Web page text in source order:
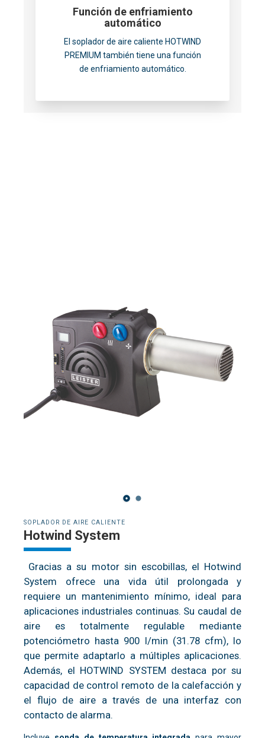
Función de enfriamiento
automático
El soplador de aire caliente HOTWIND
PREMIUM también tiene una función
de enfriamiento automático.
SOPLADOR DE AIRE CALIENTE
Hotwind System
Gracias a su motor sin escobillas, el Hotwind
System ofrece una vida útil prolongada y
requiere un mantenimiento mínimo, ideal para
aplicaciones industriales continuas. Su caudal de
aire es
totalmente regulable mediante
potenciómetro hasta 900 l/min (31.78 cfm), lo
que permite adaptarlo a múltiples aplicaciones.
Además, el HOTWIND SYSTEM destaca por su
capacidad de control remoto de la calefacción y
el flujo de aire a través de una interfaz con
contacto de alarma.